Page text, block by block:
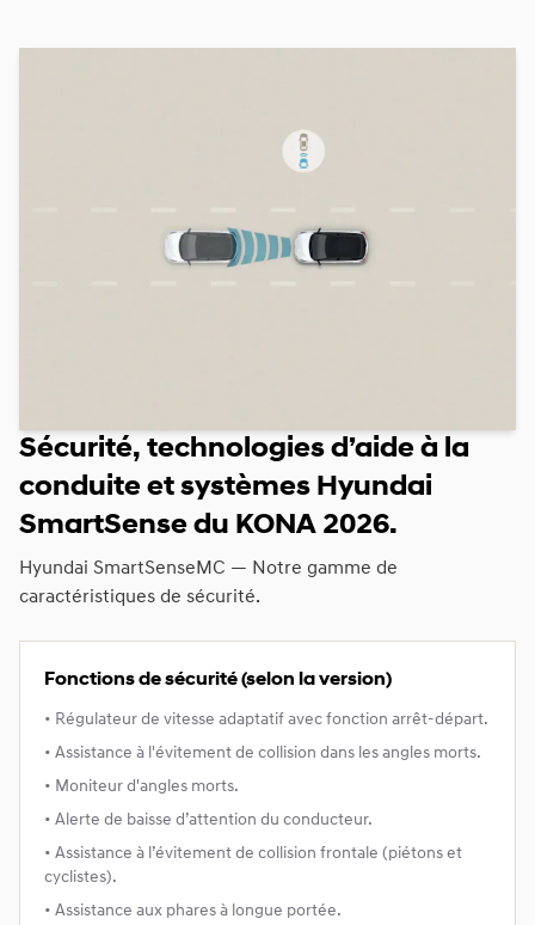
Sécurité, technologies d’aide à la
conduite et systèmes Hyundai
SmartSense du KONA 2026.
Hyundai SmartSenseMC — Notre gamme de
caractéristiques de sécurité.
Fonctions de sécurité (selon la version)
• Régulateur de vitesse adaptatif avec fonction arrêt-départ.
• Assistance à l'évitement de collision dans les angles morts.
• Moniteur d'angles morts.
• Alerte de baisse d’attention du conducteur.
• Assistance à l’évitement de collision frontale (piétons et
cyclistes).
• Assistance aux phares à longue portée.